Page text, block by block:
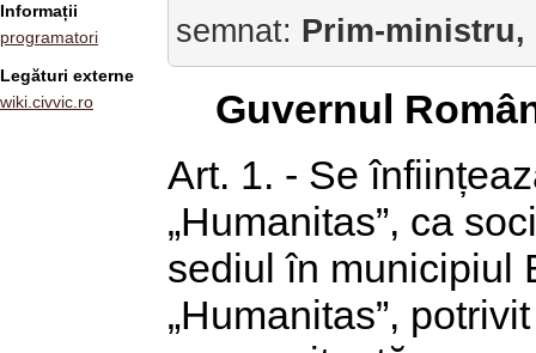
Informații
programatori
Legături externe
wiki.civvic.ro
semnat: Prim-ministru,
Guvernul
Art. 1. - Se
„Humanitas”, ca
sediul în municipiul
„Humanitas”,